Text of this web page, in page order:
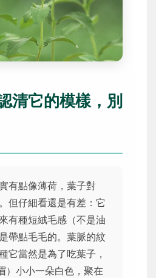
清它的模樣，別
有點像薄荷，葉子對
但仔細看還是有差：它
有種短絨毛感（不是油
帶點毛毛的。葉脈的紋
它當然是為了吃葉子，
）小小一朵白色，聚在